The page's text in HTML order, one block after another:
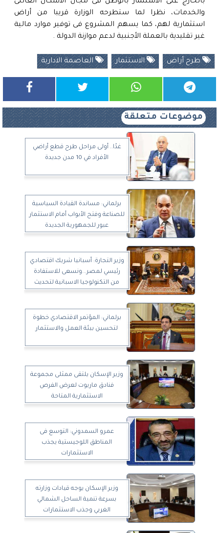
بالخارج على الاستثمار بالوطن فى مجال الاسكان العائلى
والخدمات، نظرا لما ستطرحه الوزارة قريبا من أراض
استثمارية لهم، كما يسهم المشروع فى توفير موارد مالية
غير تقليدية بالعملة الأجنبية لدعم موازنة الدولة .
طرح أراض الاستثمار العاصمة الادارية
موضوعات متعلقة
غدًا.. أولى مراحل طرح قطع أراضي
الأفراد في 10 مدن جديدة
برلماني: مساندة القيادة السياسية
للصناعة وفتح الأبواب أمام الاستثمار
عبور للجمهورية الجديدة
وزير التجارة: أسبانيا شريك اقتصادي
رئيسي لمصر...ونسعى للاستفادة
من التكنولوجيا الاسبانية لتحديث
برلماني: المؤتمر الاقتصادي خطوة
لتحسين بيئة العمل والاستثمار
وزير الإسكان يلتقى ممثلى مجموعة
فنادق ماريوت لعرض الفرص
الاستثمارية المتاحة
عمرو السمدوني: التوسع فى
المناطق اللوجيستية يجذب
الاستثمارات
وزير الإسكان يوجه قيادات وزارته
بسرعة تنمية الساحل الشمالي
الغربي وجذب الاستثمارات